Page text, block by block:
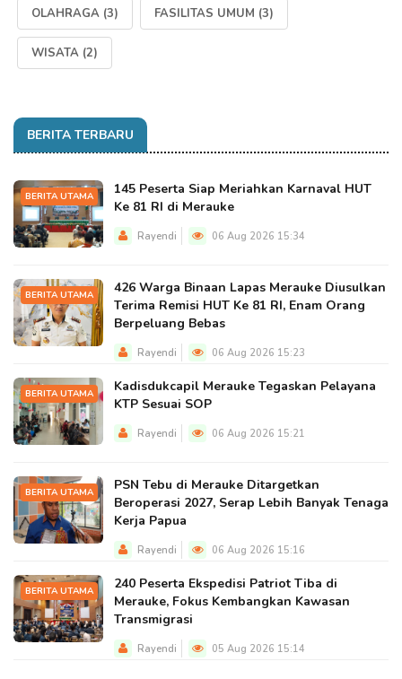
OLAHRAGA (3) FASILITAS UMUM (3)
WISATA (2)
BERITA TERBARU
BERITA UTAMA
145 Peserta Siap Meriahkan Karnaval HUT
Ke 81 RI di Merauke
Rayendi 06 Aug 2026 15:34
BERITA UTAMA
426 Warga Binaan Lapas Merauke Diusulkan
Terima Remisi HUT Ke 81 RI, Enam Orang
Berpeluang Bebas
Rayendi 06 Aug 2026 15:23
BERITA UTAMA
Kadisdukcapil Merauke Tegaskan Pelayana
KTP Sesuai SOP
Rayendi 06 Aug 2026 15:21
BERITA UTAMA
PSN Tebu di Merauke Ditargetkan
Beroperasi 2027, Serap Lebih Banyak Tenaga
Kerja Papua
Rayendi 06 Aug 2026 15:16
BERITA UTAMA
240 Peserta Ekspedisi Patriot Tiba di
Merauke, Fokus Kembangkan Kawasan
Transmigrasi
Rayendi 05 Aug 2026 15:14